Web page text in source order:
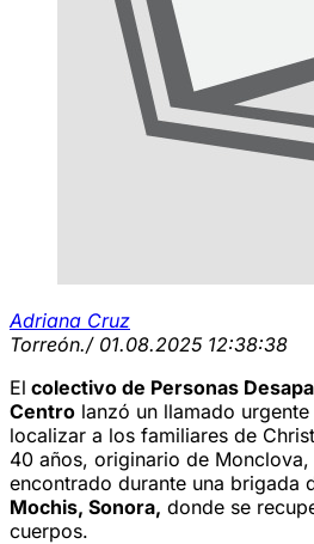
Adriana Cruz
Torreón./ 01.08.2025 12:38:38
El colectivo de Personas
Centro lanzó un llamado
localizar a los familiares de
40 años, originario de
encontrado durante una brigada
Mochis, Sonora, donde se
cuerpos.